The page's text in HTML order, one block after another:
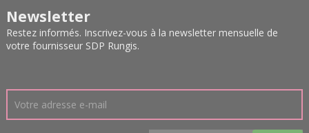
Newsletter
Restez informés. Inscrivez-vous à la newsletter mensuelle de
votre fournisseur SDP Rungis.